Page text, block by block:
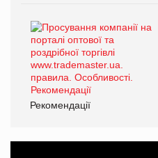
Рекомендації